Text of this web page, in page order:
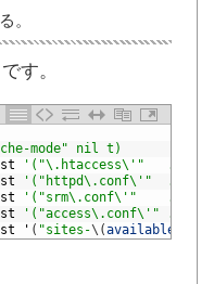
。
す。
mode" nil t)
'("\.htaccess\'"   .
'("httpd\.conf\'"  .
'("srm\.conf\'"    .
'("access\.conf\'" .
' ( "sites-\ (available